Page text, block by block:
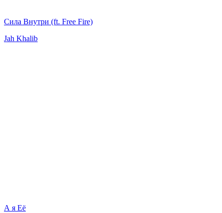
Сила Внутри (ft. Free Fire)
Jah Khalib
А я Её